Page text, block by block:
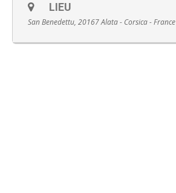
LIEU
San Benedettu, 20167 Alata - Corsica - France